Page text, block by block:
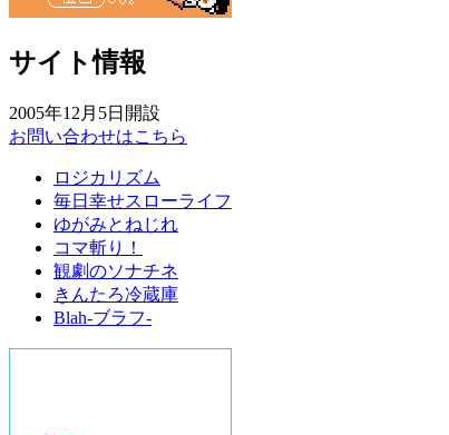
サイト情報
2005年12月5日開設
お問い合わせはこちら
ロジカリズム
毎日幸せスローライフ
ゆがみとねじれ
コマ斬り！
観劇のソナチネ
きんたろ冷蔵庫
Blah-ブラフ-